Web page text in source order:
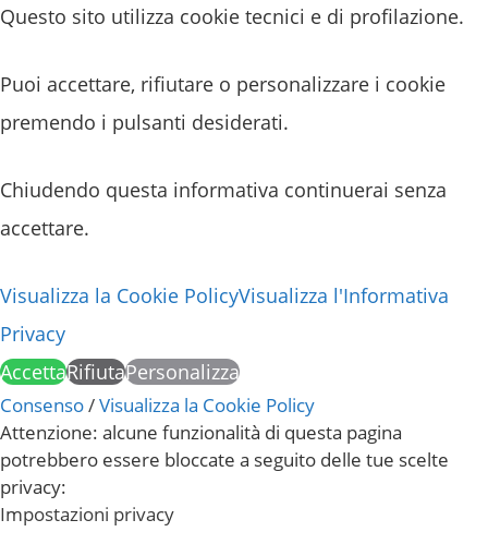
Questo sito utilizza cookie tecnici e di profilazione.
Puoi accettare, rifiutare o personalizzare i cookie
premendo i pulsanti desiderati.
Chiudendo questa informativa continuerai senza
accettare.
Visualizza la Cookie PolicyVisualizza l'Informativa
Privacy
AccettaRifiutaPersonalizza
Consenso/Visualizza la Cookie Policy
Attenzione: alcune funzionalità di questa pagina
potrebbero essere bloccate a seguito delle tue scelte
privacy:
Impostazioni privacy